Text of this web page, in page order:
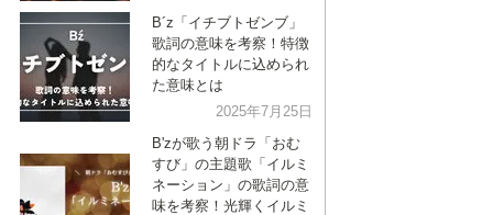
B´z「イチブトゼンブ」
歌詞の意味を考察！特徴
的なタイトルに込められ
た意味とは
2025年7月25日
B'zが歌う朝ドラ「おむ
すび」の主題歌「イルミ
ネーション」の歌詞の意
味を考察！光輝くイルミ